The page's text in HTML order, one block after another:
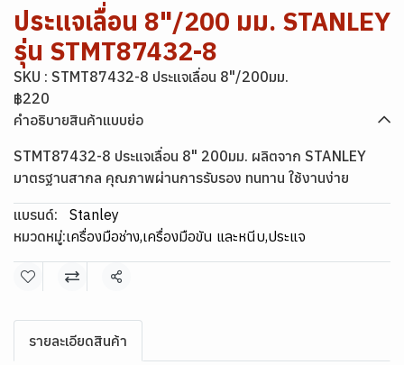
ประแจเลื่อน 8"/200 มม. STANLEY
รุ่น STMT87432-8
SKU : STMT87432-8 ประแจเลื่อน 8"/200มม.
฿220
คำอธิบายสินค้าแบบย่อ
STMT87432-8 ประแจเลื่อน 8" 200มม. ผลิตจาก STANLEY
มาตรฐานสากล คุณภาพผ่านการรับรอง ทนทาน ใช้งานง่าย
แบรนด์:
Stanley
หมวดหมู่:เครื่องมือช่าง,เครื่องมือขัน และหนีบ,ประแจ
แชร์
รายละเอียดสินค้า